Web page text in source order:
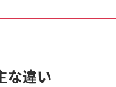
な違い